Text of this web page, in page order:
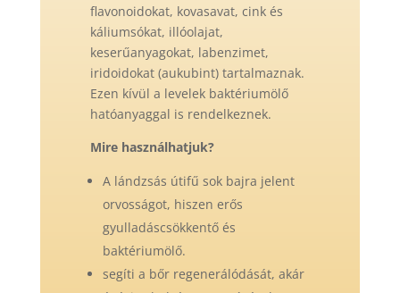
flavonoidokat, kovasavat, cink és
káliumsókat, illóolajat,
keserűanyagokat, labenzimet,
iridoidokat (aukubint) tartalmaznak.
Ezen kívül a levelek baktériumölő
hatóanyaggal is rendelkeznek.
Mire használhatjuk?
A lándzsás útifű sok bajra jelent
orvosságot, hiszen erős
gyulladáscsökkentő és
baktériumölő.
segíti a bőr regenerálódását, akár